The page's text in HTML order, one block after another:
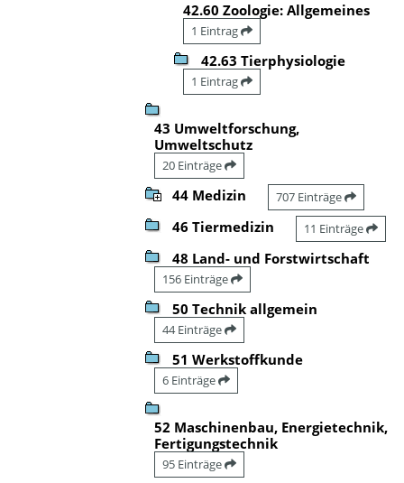
42.60 Zoologie: Allgemeines
1 Eintrag
42.63 Tierphysiologie
1 Eintrag
43 Umweltforschung,
Umweltschutz
20 Einträge
44 Medizin 707 Einträge
46 Tiermedizin 11 Einträge
48 Land- und Forstwirtschaft
156 Einträge
50 Technik allgemein
44 Einträge
51 Werkstoffkunde
6 Einträge
52 Maschinenbau, Energietechnik,
Fertigungstechnik
95 Einträge